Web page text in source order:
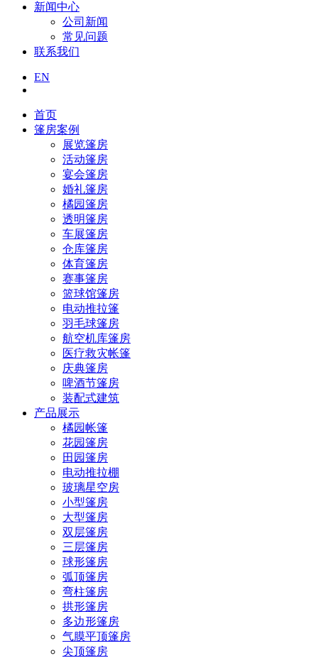
新闻中心
公司新闻
常见问题
联系我们
EN
首页
篷房案例
展览篷房
活动篷房
宴会篷房
婚礼篷房
橘园篷房
透明篷房
车展篷房
仓库篷房
体育篷房
赛事篷房
篮球馆篷房
电动推拉篷
羽毛球篷房
航空机库篷房
医疗救灾帐篷
庆典篷房
啤酒节篷房
装配式建筑
产品展示
橘园帐篷
花园篷房
田园篷房
电动推拉棚
玻璃星空房
小型篷房
大型篷房
双层篷房
三层篷房
球形篷房
弧顶篷房
弯柱篷房
拱形篷房
多边形篷房
气膜平顶篷房
尖顶篷房